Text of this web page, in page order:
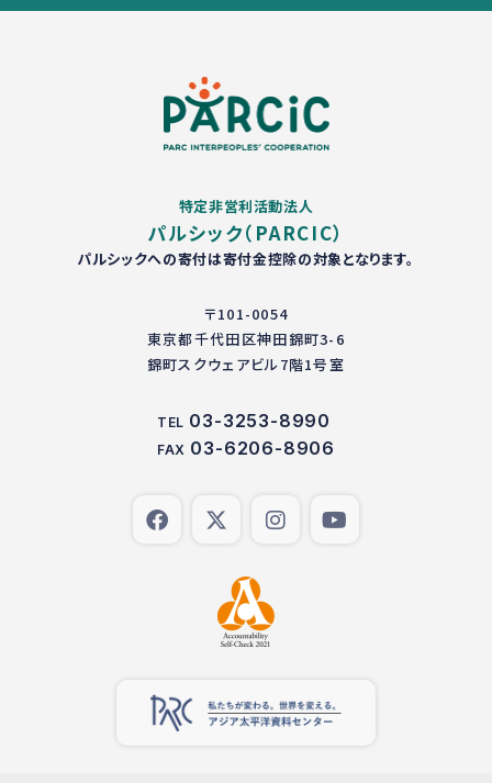
特定非営利活動法人
パルシック（PARCIC）
パルシックへの寄付は寄付金控除の対象となります。
〒101-0054
東京都千代田区神田錦町3-6
錦町スクウェアビル7階1号室
TEL 03-3253-8990
FAX 03-6206-8906